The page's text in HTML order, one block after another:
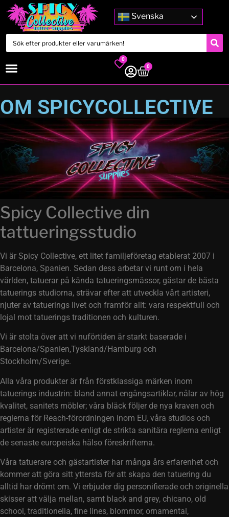
Svenska
0
0
OM SPICYCOLLECTIVE
Spicy Collective din
tattueringsstudio
Vi är Spicy Collective, ett litet familjeföretag etablerat 2007 i
Barcelona, Spanien. Sedan dess arbetar vi runt om i hela
världen, tatuerar på kända tatueringsmässor, gästar de bästa
tatuerings studiorna, strävar efter att utveckla vårt artisteri,
njuter av tatuerings livet och framför allt: vara respektfull och
lojal mot tatuerings traditionen och kulturen.
Vi är stolta över att vi nuförtiden är starkt baserade i
Barcelona/Spanien,Tyskland/Hamburg och
Stockholm/Sverige.
Alla våra produkter är från förstklassiga märken inom
tatuerings industrin: bland annat engångsartiklar, nålar av hög
kvalitet, sanitets möbler; våra bläck följer de nya kraven och
reglerna för Reach-förordningen inom EU, våra studios och
artister är registrerade enligt de strikta sanitära reglerna enligt
de senaste europeiska hälso föreskrifterna.
Våra tatuerare och gästartister har många års erfarenhet och
kommer att göra sitt yttersta för att skapa den tatuering du
alltid har drömt om. Vi erbjuder dig personifierade och originella
skisser att välja mellan, samt black and grey, chicano, old
school, traditionella, fine lines, blommor, ornamental,